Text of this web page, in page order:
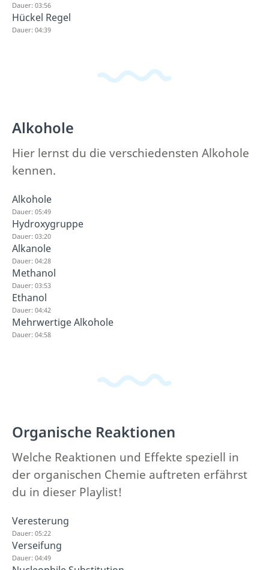
Dauer: 03:56
Hückel Regel
Dauer: 04:39
Alkohole
Hier lernst du die verschiedensten Alkohole
kennen.
Alkohole
Dauer: 05:49
Hydroxygruppe
Dauer: 03:20
Alkanole
Dauer: 04:28
Methanol
Dauer: 03:53
Ethanol
Dauer: 04:42
Mehrwertige Alkohole
Dauer: 04:58
Organische Reaktionen
Welche Reaktionen und Effekte speziell in
der organischen Chemie auftreten erfährst
du in dieser Playlist!
Veresterung
Dauer: 05:22
Verseifung
Dauer: 04:49